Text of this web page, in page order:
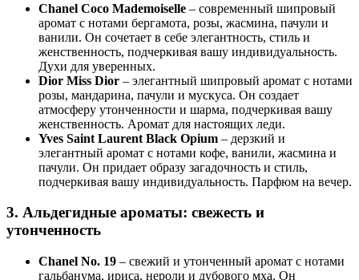
Chanel Coco Mademoiselle – современный шипровый
аромат с нотами бергамота, розы, жасмина, пачули и
ванили. Он сочетает в себе элегантность, стиль и
женственность, подчеркивая вашу индивидуальность.
Духи для уверенных.
Dior Miss Dior – элегантный шипровый аромат с нотами
розы, мандарина, пачули и мускуса. Он создает
атмосферу утонченности и шарма, подчеркивая вашу
женственность. Аромат для настоящих леди.
Yves Saint Laurent Black Opium – дерзкий и
элегантный аромат с нотами кофе, ванили, жасмина и
пачули. Он придает образу загадочность и стиль,
подчеркивая вашу индивидуальность. Парфюм на вечер.
3. Альдегидные ароматы: свежесть и
утонченность
Chanel No. 19 – свежий и утонченный аромат с нотами
гальбанума, ириса, нероли и дубового мха. Он